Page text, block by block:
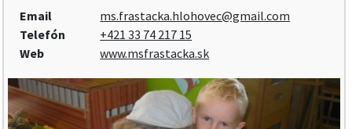
Email
ms.frastacka.hlohovec@gmail.com
Telefón
+421 33 74 217 15
Web
www.msfrastacka.sk